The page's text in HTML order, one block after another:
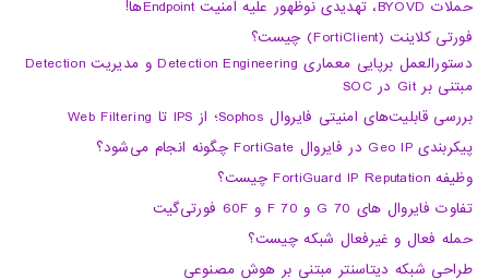
حملات BYOVD، تهدیدی نوظهور علیه امنیت Endpointها!
فورتی کلاینت (FortiClient) چیست؟
دستورالعمل برپایی معماری Detection Engineering و مدیریت Detection
مبتنی بر Git در SOC
بررسی قابلیت‌های امنیتی فایروال Sophos؛ از IPS تا Web Filtering
پیکربندی Geo IP در فایروال FortiGate چگونه انجام می‌شود؟
وظیفه FortiGuard IP Reputation چیست؟
تفاوت فایروال های 70 G و 70 F و 60F فورتی‌گیت
حمله فعال و غیرفعال شبکه چیست؟
طراحی شبکه دیتاسنتر مبتنی بر هوش مصنوعی